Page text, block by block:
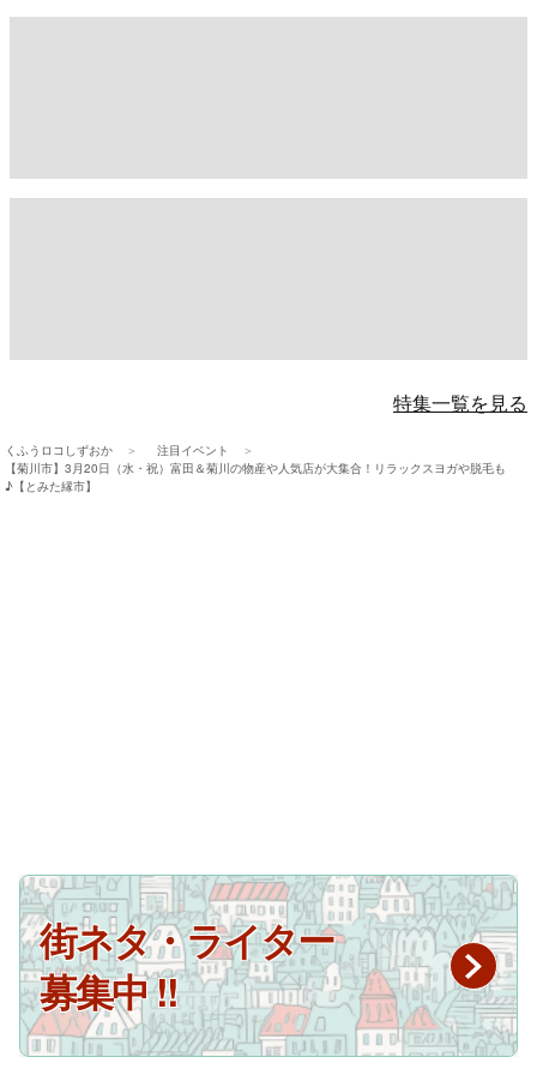
特集一覧を見る
くふうロコしずおか
注目イベント
【菊川市】3月20日（水・祝）富田＆菊川の物産や人気店が大集合！リラックスヨガや脱毛も
♪【とみた縁市】
街ネタ・ライター
募集中 !!